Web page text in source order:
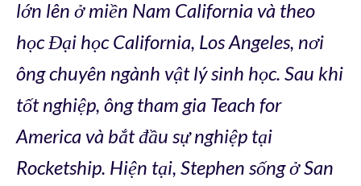
lớn lên ở miền Nam California và theo
học Đại học California, Los Angeles, nơi
ông chuyên ngành vật lý sinh học. Sau khi
tốt nghiệp, ông tham gia Teach for
America và bắt đầu sự nghiệp tại
Rocketship. Hiện tại, Stephen sống ở San